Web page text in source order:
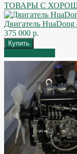
ТОВАРЫ С
Двигатель
375 000 р.